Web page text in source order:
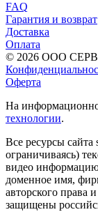
FAQ
Гарантия и возврат
Доставка
Оплата
© 2026 ООО
Оферта
На
технологии.
Все ресурсы сайта
ограничиваясь)
видео
доменное имя,
авторского права
защищены